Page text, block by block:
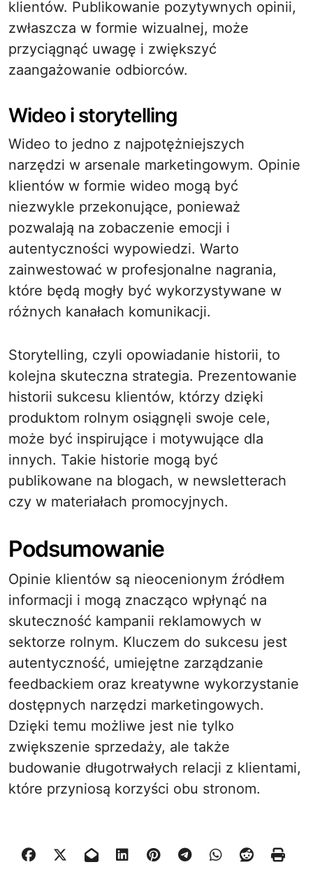
klientów. Publikowanie pozytywnych opinii,
zwłaszcza w formie wizualnej, może
przyciągnąć uwagę i zwiększyć
zaangażowanie odbiorców.
Wideo i storytelling
Wideo to jedno z najpotężniejszych
narzędzi w arsenale marketingowym. Opinie
klientów w formie wideo mogą być
niezwykle przekonujące, ponieważ
pozwalają na zobaczenie emocji i
autentyczności wypowiedzi. Warto
zainwestować w profesjonalne nagrania,
które będą mogły być wykorzystywane w
różnych kanałach komunikacji.
Storytelling, czyli opowiadanie historii, to
kolejna skuteczna strategia. Prezentowanie
historii sukcesu klientów, którzy dzięki
produktom rolnym osiągnęli swoje cele,
może być inspirujące i motywujące dla
innych. Takie historie mogą być
publikowane na blogach, w newsletterach
czy w materiałach promocyjnych.
Podsumowanie
Opinie klientów są nieocenionym źródłem
informacji i mogą znacząco wpłynąć na
skuteczność kampanii reklamowych w
sektorze rolnym. Kluczem do sukcesu jest
autentyczność, umiejętne zarządzanie
feedbackiem oraz kreatywne wykorzystanie
dostępnych narzędzi marketingowych.
Dzięki temu możliwe jest nie tylko
zwiększenie sprzedaży, ale także
budowanie długotrwałych relacji z klientami,
które przyniosą korzyści obu stronom.